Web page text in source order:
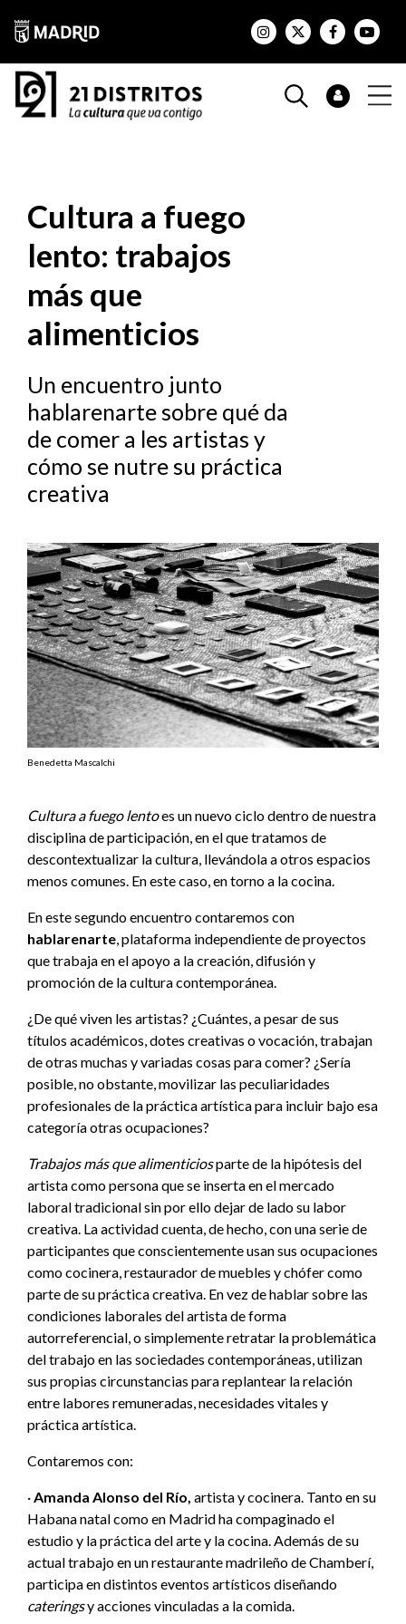
Cultura a fuego
lento: trabajos
más que
alimenticios
Un encuentro junto
hablarenarte sobre qué da
de comer a les artistas y
cómo se nutre su práctica
creativa
Benedetta Mascalchi
Cultura a fuego lentoes un nuevo ciclo dentro de nuestra
disciplina de participación, en el que tratamos de
descontextualizar la cultura, llevándola a otros espacios
menos comunes. En este caso, en torno a la cocina.
En este segundo encuentro contaremos con
hablarenarte, plataforma independiente de proyectos
que trabaja en el apoyo a la creación, difusión y
promoción de la cultura contemporánea.
¿De qué viven les artistas? ¿Cuántes, a pesar de sus
títulos académicos, dotes creativas o vocación, trabajan
de otras muchas y variadas cosas para comer? ¿Sería
posible, no obstante, movilizar las peculiaridades
profesionales de la práctica artística para incluir bajo esa
categoría otras ocupaciones?
Trabajos más que alimenticiosparte de la hipótesis del
artista como persona que se inserta en el mercado
laboral tradicional sin por ello dejar de lado su labor
creativa. La actividad cuenta, de hecho, con una serie de
participantes que conscientemente usan sus ocupaciones
como cocinera, restaurador de muebles y chófer como
parte de su práctica creativa. En vez de hablar sobre las
condiciones laborales del artista de forma
autorreferencial, o simplemente retratar la problemática
del trabajo en las sociedades contemporáneas, utilizan
sus propias circunstancias para replantear la relación
entre labores remuneradas, necesidades vitales y
práctica artística.
Contaremos con:
·Amanda Alonso del Río, artista y cocinera. Tanto en su
Habana natal como en Madrid ha compaginado el
estudio y la práctica del arte y la cocina. Además de su
actual trabajo en un restaurante madrileño de Chamberí,
participa en distintos eventos artísticos diseñando
cateringsy acciones vinculadas a la comida.